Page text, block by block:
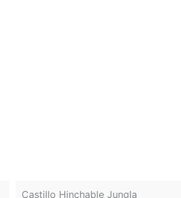
Castillo Hinchable Jungla